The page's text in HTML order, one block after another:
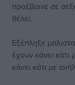
προέβαινε σε
θέλει.
Εξέπληξε
έχουν κάνει κάτι
κάνει κάτι με